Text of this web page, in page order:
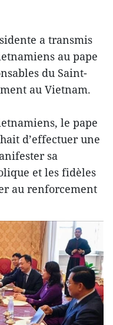
a transmis
au pape
du Saint-
au Vietnam.
le pape
d’effectuer une
sa
et les fidèles
au renforcement